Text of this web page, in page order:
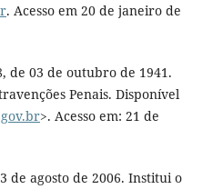
. Acesso em 20 de janeiro de
de 03 de outubro de 1941.
Penais. Disponível
>. Acesso em: 21 de
de agosto de 2006. Institui o